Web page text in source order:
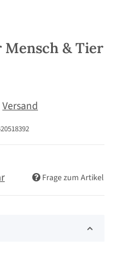
Mensch & Tier
Versand
Frage zum Artikel